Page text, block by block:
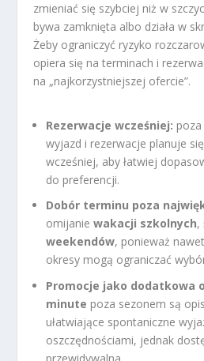
zmieniać się szybciej niż w
bywa zamknięta albo działa w
Żeby ograniczyć ryzyko
opiera się na terminach i
na „najkorzystniejszej ofercie”.
Rezerwacje wcześniej:
wyjazd i rezerwacje planuje
wcześniej, aby łatwiej
do preferencji.
Dobór terminu poza
omijaniewakacji szkolnych,
weekendów, ponieważ
okresy mogą ograniczać
Promocje jako dodatkowa
minute poza sezonem są
ułatwiające spontaniczne
oszczędnościami, jednak